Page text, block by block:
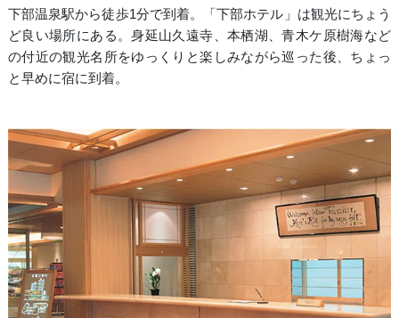
下部温泉駅から徒歩1分で到着。「下部ホテル」は観光にちょう
ど良い場所にある。身延山久遠寺、本栖湖、青木ケ原樹海など
の付近の観光名所をゆっくりと楽しみながら巡った後、ちょっ
と早めに宿に到着。